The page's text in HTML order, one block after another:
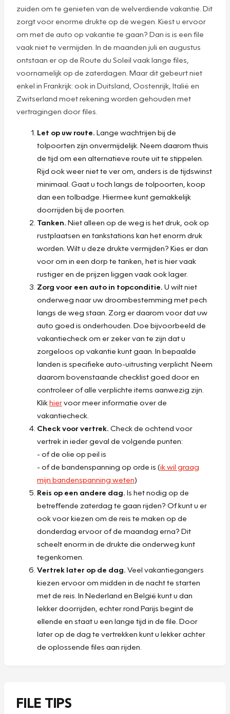
zuiden om te genieten van de welverdiende vakantie. Dit
zorgt voor enorme drukte op de wegen. Kiest u ervoor
om met de auto op vakantie te gaan? Dan is is een file
vaak niet te vermijden. In de maanden juli en augustus
ontstaan er op de Route du Soleil vaak lange files,
voornamelijk op de zaterdagen. Maar dit gebeurt niet
enkel in Frankrijk: ook in Duitsland, Oostenrijk, Italië en
Zwitserland moet rekening worden gehouden met
vertragingen door files.
Let op uw route. Lange wachtrijen bij de
tolpoorten zijn onvermijdelijk. Neem daarom thuis
de tijd om een alternatieve route uit te stippelen.
Rijd ook weer niet te ver om, anders is de tijdswinst
minimaal. Gaat u toch langs de tolpoorten, koop
dan een tolbadge. Hiermee kunt gemakkelijk
doorrijden bij de poorten.
Tanken. Niet alleen op de weg is het druk, ook op
rustplaatsen en tankstations kan het enorm druk
worden. Wilt u deze drukte vermijden? Kies er dan
voor om in een dorp te tanken, het is hier vaak
rustiger en de prijzen liggen vaak ook lager.
Zorg voor een auto in topconditie. U wilt niet
onderweg naar uw droombestemming met pech
langs de weg staan. Zorg er daarom voor dat uw
auto goed is onderhouden. Doe bijvoorbeeld de
vakantiecheck om er zeker van te zijn dat u
zorgeloos op vakantie kunt gaan. In bepaalde
landen is specifieke auto-uitrusting verplicht. Neem
daarom bovenstaande checklist goed door en
controleer of alle verplichte items aanwezig zijn.
Klikhiervoor meer informatie over de
vakantiecheck.
Check voor vertrek. Check de ochtend voor
vertrek in ieder geval de volgende punten:
- of de olie op peil is
- of de bandenspanning op orde is (ik wil graag
mijn bandenspanning weten)
Reis op een andere dag. Is het nodig op de
betreffende zaterdag te gaan rijden? Of kunt u er
ook voor kiezen om de reis te maken op de
donderdag ervoor of de maandag erna? Dit
scheelt enorm in de drukte die onderweg kunt
tegenkomen.
Vertrek later op de dag. Veel vakantiegangers
kiezen ervoor om midden in de nacht te starten
met de reis. In Nederland en België kunt u dan
lekker doorrijden, echter rond Parijs begint de
ellende en staat u een lange tijd in de file. Door
later op de dag te vertrekken kunt u lekker achter
de oplossende files aan rijden.
FILE TIPS